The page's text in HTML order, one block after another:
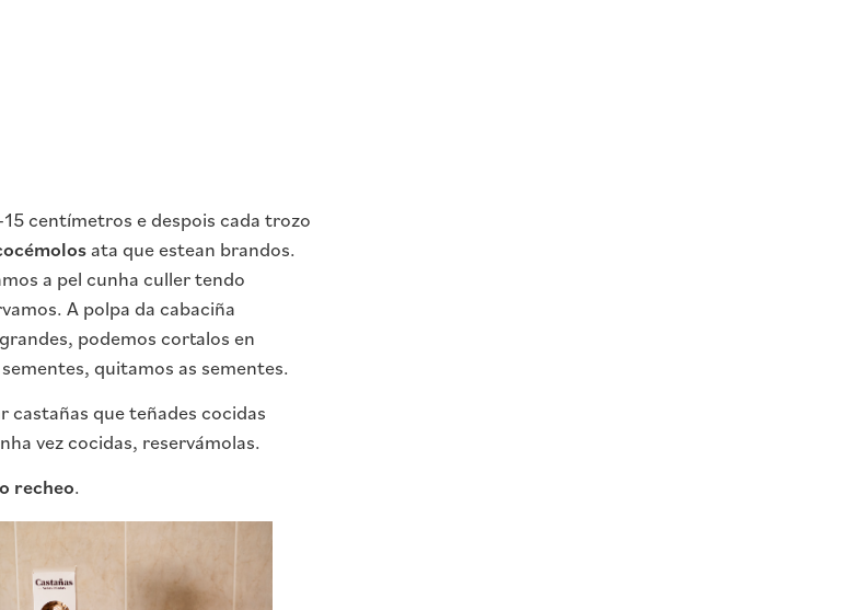
centímetros e despois cada trozo
ata que estean brandos.
a pel cunha culler tendo
A polpa da cabaciña
podemos cortalos en
quitamos as sementes.
que teñades cocidas
vez cocidas, reservámolas.
recheo.